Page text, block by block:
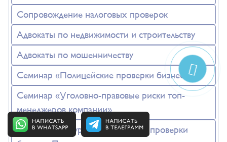
Сопровождение налоговых проверок
Адвокаты по недвижимости и строительству
Адвокаты по мошенничеству
Семинар «Полицейские проверки бизнеса»
Семинар «Уголовно-правовые риски топ-
менеджеров компании»
Обучающий курс «Полицейские проверки